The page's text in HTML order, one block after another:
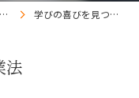
学びの喜びを見つける授業法
法